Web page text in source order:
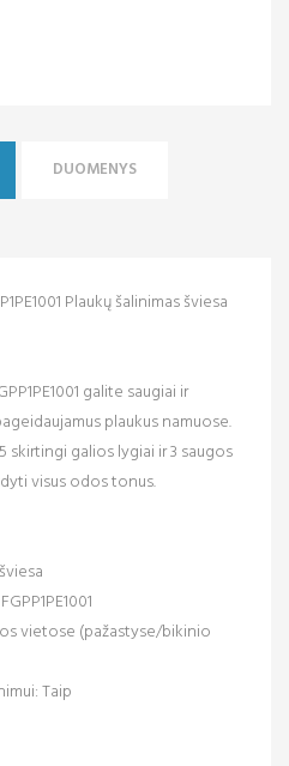
DUOMENYS
Plaukų šalinimas šviesa
galite saugiai ir
plaukus namuose.
skirtingi galios lygiai ir 3 saugos
visus odos tonus.
vietose (pažastyse/bikinio
Taip